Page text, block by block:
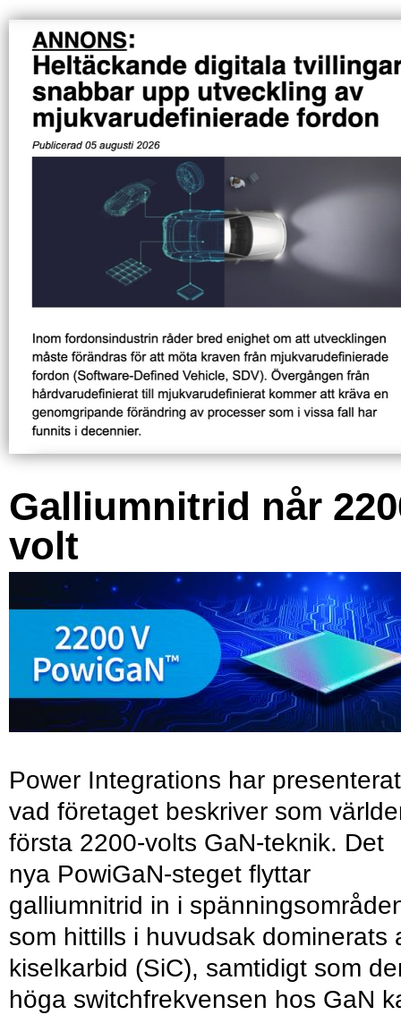
Galliumnitrid når
volt
Power Integrations har presenterat
vad företaget beskriver som
första 2200-volts GaN-teknik. Det
nya PowiGaN-steget flyttar
galliumnitrid in i
som hittills i huvudsak dominerats
kiselkarbid (SiC), samtidigt som
höga switchfrekvensen hos GaN